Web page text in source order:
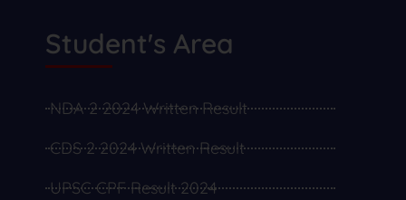
Student's Area
NDA 2 2024 Written Result
CDS 2 2024 Written Result
UPSC CPF Result 2024